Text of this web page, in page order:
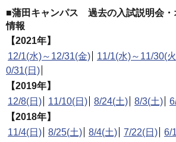
■蒲田キャンパス 過去の入試説明会・
情報
【2021年】
12/1(水)～12/31(金)
11/1(水)～11/30(
0/31(日)
【2019年】
12/8(日)
11/10(日) 8/24(土) 8/3(土)
【2018年】
11/4(日)
8/25(土) 8/4(土) 7/22(日) 6/